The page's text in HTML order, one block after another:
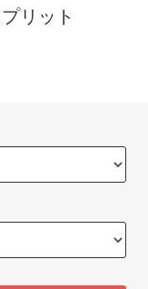
リット